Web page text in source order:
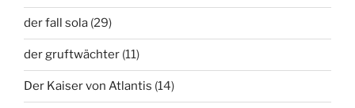
der fall sola (29)
der gruftwächter (11)
Der Kaiser von Atlantis (14)